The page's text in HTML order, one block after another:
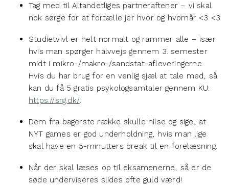
Tag med til Altandetliges partneraftener – vi skal
nok sørge for at fortælle jer hvor og hvornår <3 <3
Studietvivl er helt normalt og rammer alle – især
hvis man spørger halvvejs gennem 3. semester
midt i mikro-/makro-/sandstat-afleveringerne.
Hvis du har brug for en venlig sjæl at tale med, så
kan du få 5 gratis psykologsamtaler gennem KU:
https://srg.dk/.
Dem fra bagerste række skulle hilse og sige, at
NYT games er god underholdning, hvis man lige
skal have en 5-minutters break til en forelæsning.
Når der skal læses op til eksamenerne, så er de
søde underviseres slides ofte guld værd!